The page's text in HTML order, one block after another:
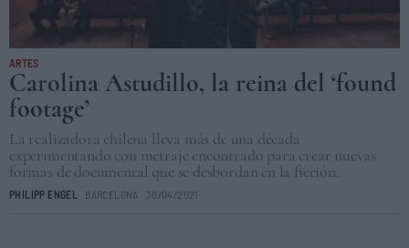
ARTES
Carolina Astudillo, la reina del ‘found
footage’
La realizadora chilena lleva más de una década
experimentando con metraje encontrado para crear nuevas
formas de documental que se desbordan en la ficción.
PHILIPP ENGEL BARCELONA 30/04/2021